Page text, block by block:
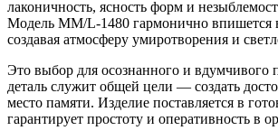
лаконичность, ясность форм и
Модель ММ/L-1480 гармонично впишется
создавая атмосферу умиротворения и
Это выбор для осознанного и вдумчивого
деталь служит общей цели — создать
место памяти. Изделие поставляется в
гарантирует простоту и оперативность в